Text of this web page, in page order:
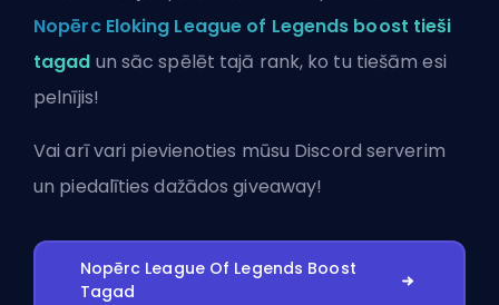
Nopērc Eloking League of Legends boost tieši
tagad un sāc spēlēt tajā rank, ko tu tiešām esi
pelnījis!
Vai arī vari pievienoties mūsu Discord serverim
un piedalīties dažādos giveaway!
Nopērc League Of Legends Boost
Tagad